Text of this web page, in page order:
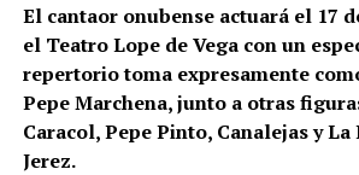
El cantaor onubense actuará el 17
el Teatro Lope de Vega con un
repertorio toma expresamente
Pepe Marchena, junto a otras
Caracol, Pepe Pinto, Canalejas y La
Jerez.